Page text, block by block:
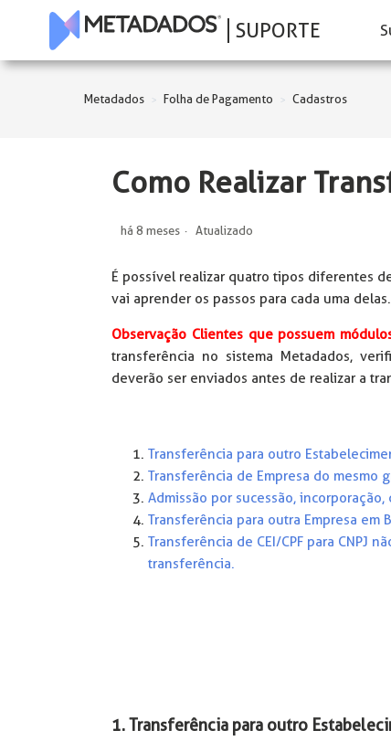
SUPORTE
Metadados Folha de Pagamento Cadastros
Como Realizar
há 8 meses Atualizado
É possível realizar quatro tipos diferentes
vai aprender os passos para cada uma delas.
Observação Clientes que possuem
transferência no sistema Metadados,
deverão ser enviados antes de realizar a
Transferência para outro
Transferência de Empresa do mesmo
Admissão por sucessão, incorporação,
Transferência para outra Empresa em
Transferência de CEI/CPF para CNPJ
transferência.
1. Transferência para outro